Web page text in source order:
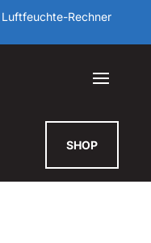
Rechner
SHOP